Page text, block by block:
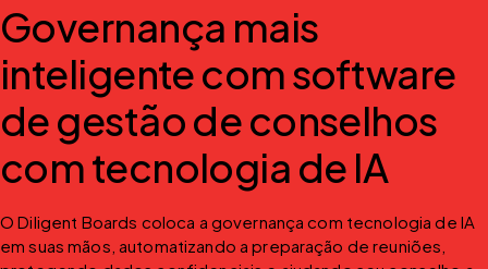
Governança mais
inteligente com software
de gestão de conselhos
com tecnologia de IA
O Diligent Boards coloca a governança com tecnologia de IA
em suas mãos, automatizando a preparação de reuniões,